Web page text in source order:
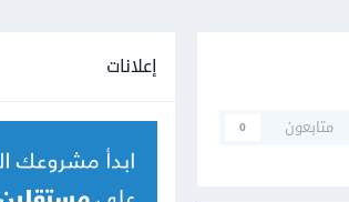
متابعون 0
إعلانات